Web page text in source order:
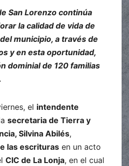
San Lorenzo continúa
la calidad de vida de
municipio, a través de
y en esta oportunidad,
dominial de 120 familias
el intendente
secretaria de Tierra y
Silvina Abilés,
las escrituras en un acto
CIC de La Lonja, en el cual